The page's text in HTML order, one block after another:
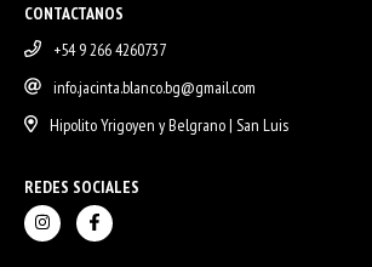
CONTACTANOS
+54 9 266 4260737
info.jacinta.blanco.bg@gmail.com
Hipolito Yrigoyen y Belgrano | San Luis
REDES SOCIALES